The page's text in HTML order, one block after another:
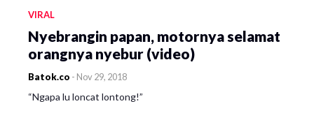
VIRAL
Nyebrangin papan, motornya selamat
orangnya nyebur (video)
Batok.co - Nov 29, 2018
“Ngapa lu loncat lontong!”